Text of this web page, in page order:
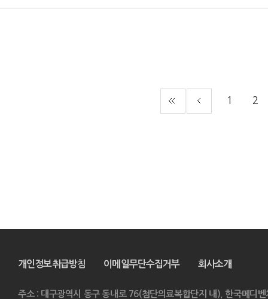
1 2
개인정보취급방침 이메일무단수집거부 회사소개
주소 : 대구광역시 동구 동내로 76(첨단의료복합단지 내), 한국메디